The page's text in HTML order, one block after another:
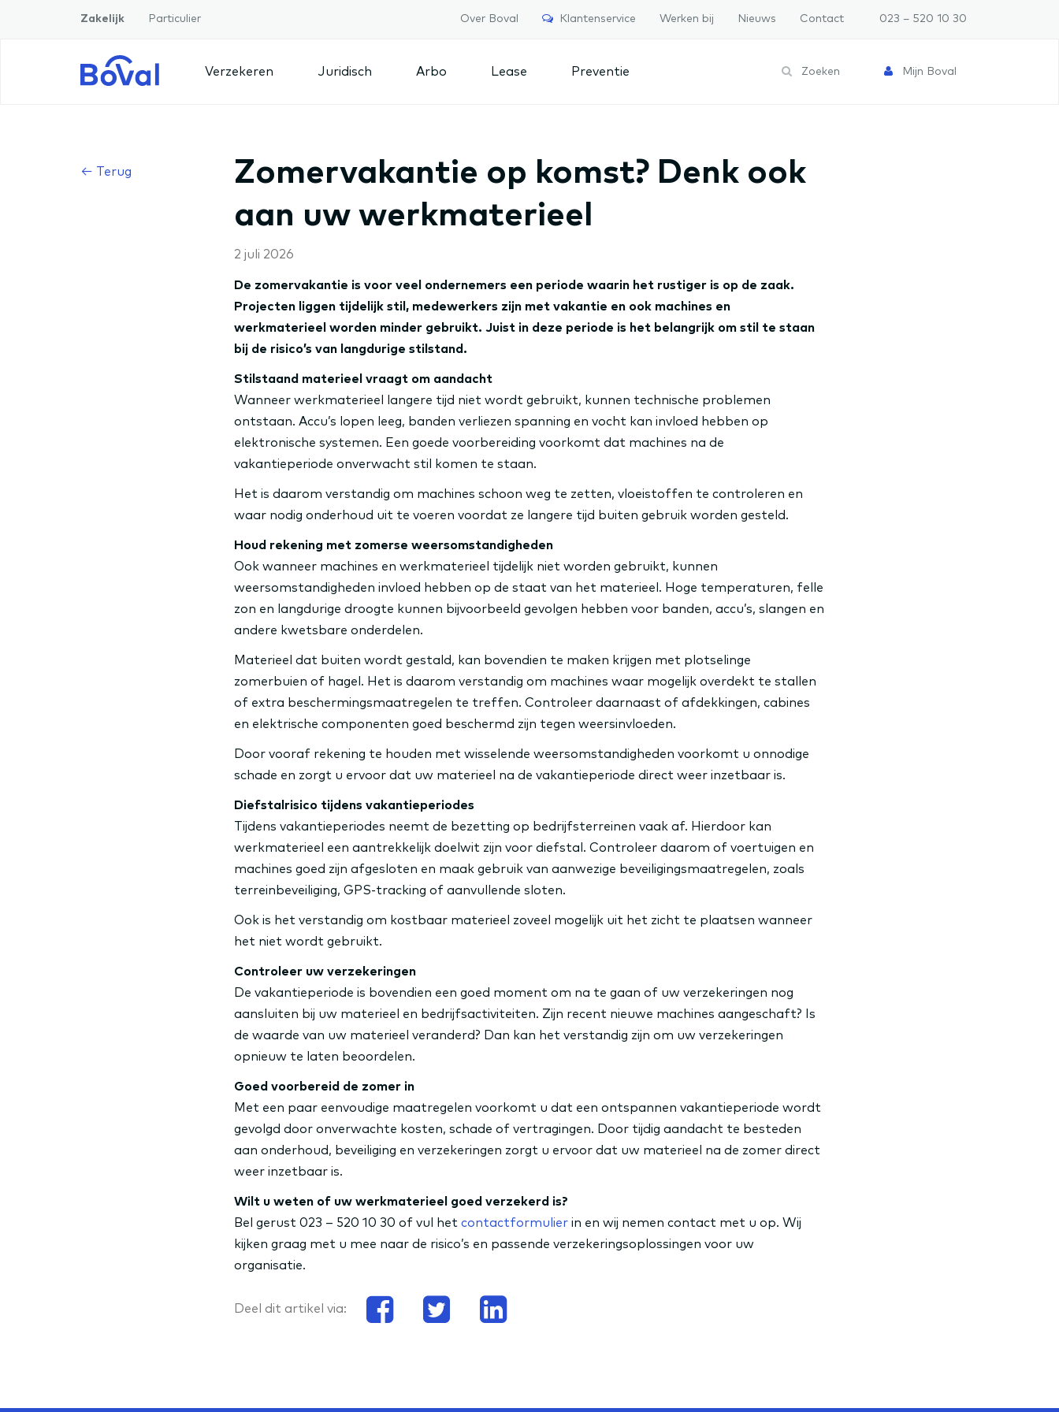
Zakelijk Particulier 023 – 520 10 30
Contact
Nieuws
Werken bij
Klantenservice
Over Boval
Verzekeren Juridisch Arbo Lease Preventie Zoeken Mijn Boval
← Terug
Zomervakantie op komst? Denk ook
aan uw werkmaterieel
2 juli 2026
De zomervakantie is voor veel ondernemers een periode waarin het rustiger is op de zaak.
Projecten liggen tijdelijk stil, medewerkers zijn met vakantie en ook machines en
werkmaterieel worden minder gebruikt. Juist in deze periode is het belangrijk om stil te staan
bij de risico’s van langdurige stilstand.
Stilstaand materieel vraagt om aandacht
Wanneer werkmaterieel langere tijd niet wordt gebruikt, kunnen technische problemen
ontstaan. Accu’s lopen leeg, banden verliezen spanning en vocht kan invloed hebben op
elektronische systemen. Een goede voorbereiding voorkomt dat machines na de
vakantieperiode onverwacht stil komen te staan.
Het is daarom verstandig om machines schoon weg te zetten, vloeistoffen te controleren en
waar nodig onderhoud uit te voeren voordat ze langere tijd buiten gebruik worden gesteld.
Houd rekening met zomerse weersomstandigheden
Ook wanneer machines en werkmaterieel tijdelijk niet worden gebruikt, kunnen
weersomstandigheden invloed hebben op de staat van het materieel. Hoge temperaturen, felle
zon en langdurige droogte kunnen bijvoorbeeld gevolgen hebben voor banden, accu’s, slangen en
andere kwetsbare onderdelen.
Materieel dat buiten wordt gestald, kan bovendien te maken krijgen met plotselinge
zomerbuien of hagel. Het is daarom verstandig om machines waar mogelijk overdekt te stallen
of extra beschermingsmaatregelen te treffen. Controleer daarnaast of afdekkingen, cabines
en elektrische componenten goed beschermd zijn tegen weersinvloeden.
Door vooraf rekening te houden met wisselende weersomstandigheden voorkomt u onnodige
schade en zorgt u ervoor dat uw materieel na de vakantieperiode direct weer inzetbaar is.
Diefstalrisico tijdens vakantieperiodes
Tijdens vakantieperiodes neemt de bezetting op bedrijfsterreinen vaak af. Hierdoor kan
werkmaterieel een aantrekkelijk doelwit zijn voor diefstal. Controleer daarom of voertuigen en
machines goed zijn afgesloten en maak gebruik van aanwezige beveiligingsmaatregelen, zoals
terreinbeveiliging, GPS-tracking of aanvullende sloten.
Ook is het verstandig om kostbaar materieel zoveel mogelijk uit het zicht te plaatsen wanneer
het niet wordt gebruikt.
Controleer uw verzekeringen
De vakantieperiode is bovendien een goed moment om na te gaan of uw verzekeringen nog
aansluiten bij uw materieel en bedrijfsactiviteiten. Zijn recent nieuwe machines aangeschaft? Is
de waarde van uw materieel veranderd? Dan kan het verstandig zijn om uw verzekeringen
opnieuw te laten beoordelen.
Goed voorbereid de zomer in
Met een paar eenvoudige maatregelen voorkomt u dat een ontspannen vakantieperiode wordt
gevolgd door onverwachte kosten, schade of vertragingen. Door tijdig aandacht te besteden
aan onderhoud, beveiliging en verzekeringen zorgt u ervoor dat uw materieel na de zomer direct
weer inzetbaar is.
Wilt u weten of uw werkmaterieel goed verzekerd is?
Bel gerust 023 – 520 10 30 of vul het contactformulier in en wij nemen contact met u op. Wij
kijken graag met u mee naar de risico’s en passende verzekeringsoplossingen voor uw
organisatie.
Deel dit artikel via: